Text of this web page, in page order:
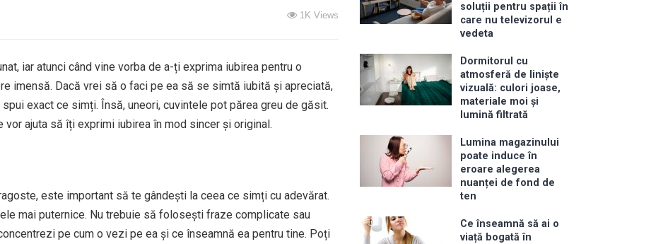
1K Views
iar atunci când vine vorba de a-ți exprima iubirea pentru o
imensă. Dacă vrei să o faci pe ea să se simtă iubită și apreciată,
exact ce simți. Însă, uneori, cuvintele pot părea greu de găsit.
ajuta să îți exprimi iubirea în mod sincer și original.
este important să te gândești la ceea ce simți cu adevărat.
mai puternice. Nu trebuie să folosești fraze complicate sau
pe cum o vezi pe ea și ce înseamnă ea pentru tine. Poți
soluții pentru spații în
care nu televizorul e
vedeta
Dormitorul cu
atmosferă de liniște
vizuală: culori joase,
materiale moi și
lumină filtrată
Lumina magazinului
poate induce în
eroare alegerea
nuanței de fond de
ten
Ce înseamnă să ai o
viață bogată în